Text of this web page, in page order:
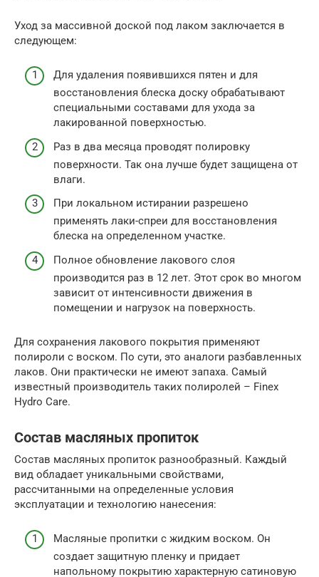
Уход за массивной доской под лаком заключается в
следующем:
Для удаления появившихся пятен и для
восстановления блеска доску обрабатывают
специальными составами для ухода за
лакированной поверхностью.
Раз в два месяца проводят полировку
поверхности. Так она лучше будет защищена от
влаги.
При локальном истирании разрешено
применять лаки-спреи для восстановления
блеска на определенном участке.
Полное обновление лакового слоя
производится раз в 12 лет. Этот срок во многом
зависит от интенсивности движения в
помещении и нагрузок на поверхность.
Для сохранения лакового покрытия применяют
полироли с воском. По сути, это аналоги разбавленных
лаков. Они практически не имеют запаха. Самый
известный производитель таких полиролей – Finex
Hydro Care.
Состав масляных пропиток
Состав масляных пропиток разнообразный. Каждый
вид обладает уникальными свойствами,
рассчитанными на определенные условия
эксплуатации и технологию нанесения:
Масляные пропитки с жидким воском. Он
создает защитную пленку и придает
напольному покрытию характерную сатиновую